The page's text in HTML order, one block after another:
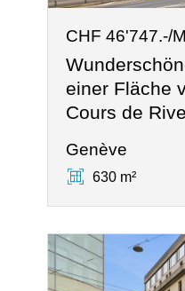
CHF 46'747.-/
einer Fläche
Cours de Rive
Genève
630 m²